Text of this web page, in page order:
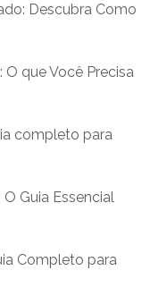
Descubra Como
O que Você Precisa
completo para
Guia Essencial
Completo para